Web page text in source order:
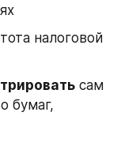
налоговой
сам
бумаг,